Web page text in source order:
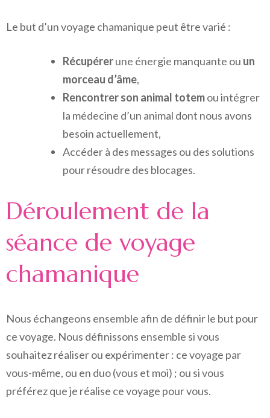
Le but d’un voyage chamanique peut être varié :
Récupérerune énergie manquante ou un
morceau d’âme,
Rencontrer son animal totemou intégrer
la médecine d’un animal dont nous avons
besoin actuellement,
Accéder à des messages ou des solutions
pour résoudre des blocages.
Déroulement de la
séance de voyage
chamanique
Nous échangeons ensemble afin de définir le but pour
ce voyage. Nous définissons ensemble si vous
souhaitez réaliser ou expérimenter : ce voyage par
vous-même, ou en duo (vous et moi) ; ou si vous
préférez que je réalise ce voyage pour vous.